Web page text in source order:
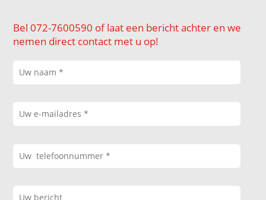
Bel 072-7600590 of laat een bericht achter en we
nemen direct contact met u op!